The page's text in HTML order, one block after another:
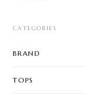
CATEGORIES
BRAND
TOPS